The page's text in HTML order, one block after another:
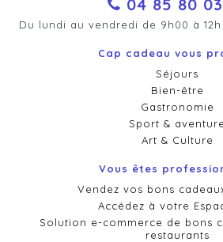
04 85 80
Du lundi au vendredi de 9h00 à 12h
Cap cadeau vous
Séjours
Bien-être
Gastronomie
Sport & aventure
Art & Culture
Vous êtes
Vendez vos bons
Accédez à votre
Solution e-commerce de bons
restaurants